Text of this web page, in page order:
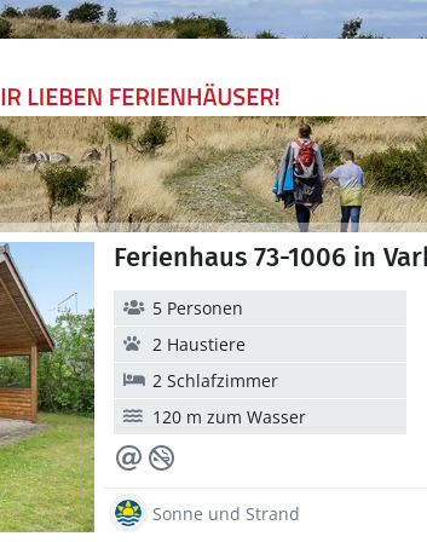
Ferienhaus 73-1006 in
5 Personen
2 Haustiere
2 Schlafzimmer
120 m zum Wasser
Sonne und Strand